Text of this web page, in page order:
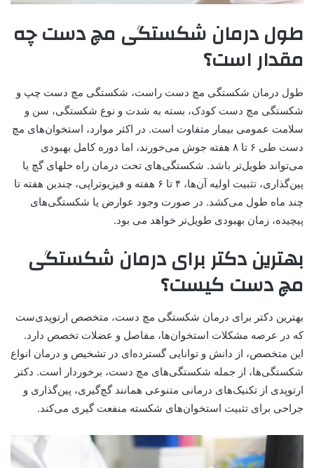
طول درمان شکستگی مچ دست چه
مقدار است؟
طول درمان شکستگی مچ دست راست، شکستگی مچ دست چپ و
شکستگی مچ دست کودک، بسته به شدت و نوع شکستگی، سن و
سلامت عمومی بیمار متفاوت است. در اکثر موارد، استخوان‌های مچ
دست طی ۶ تا ۸ هفته جوش می‌خورند، اما دوره کامل بهبودی
می‌تواند طویل‌تر باشد. شکستگی‌های تحت درمان راه حلهای گچ یا
پین‌گذاری، تثبیت اولیه آن‌ها، ۴ تا ۶ هفته و فیزیوتراپی، چندین هفته تا
چند ماه طول می‌کشد. در صورت وجود عوارض یا شکستگی‌های
پیچیده، زمان بهبودی طویل‌تر خواهد می بود.
بهترین دکتر برای درمان شکستگی
مچ دست کیست؟
بهترین دکتر برای درمان شکستگی مچ دست، متخصص ارتوپدی‌ست
که در عرصه مشکلات استخوان‌ها، مفاصل و عضلات تخصص دارد.
این متخصص، از دانش و توانایی گسترده‌ای در تشخیص و درمان انواع
شکستگی‌ها، از جمله شکستگی‌های مچ دست، برخوردار است. دکتر
ارتوپدی از تکنیک‌های درمانی متنوعی همانند گچ‌گیری، پین‌گذاری و
جراحی برای تثبیت استخوان‌های شکسته منفعت گیری می‌کند.